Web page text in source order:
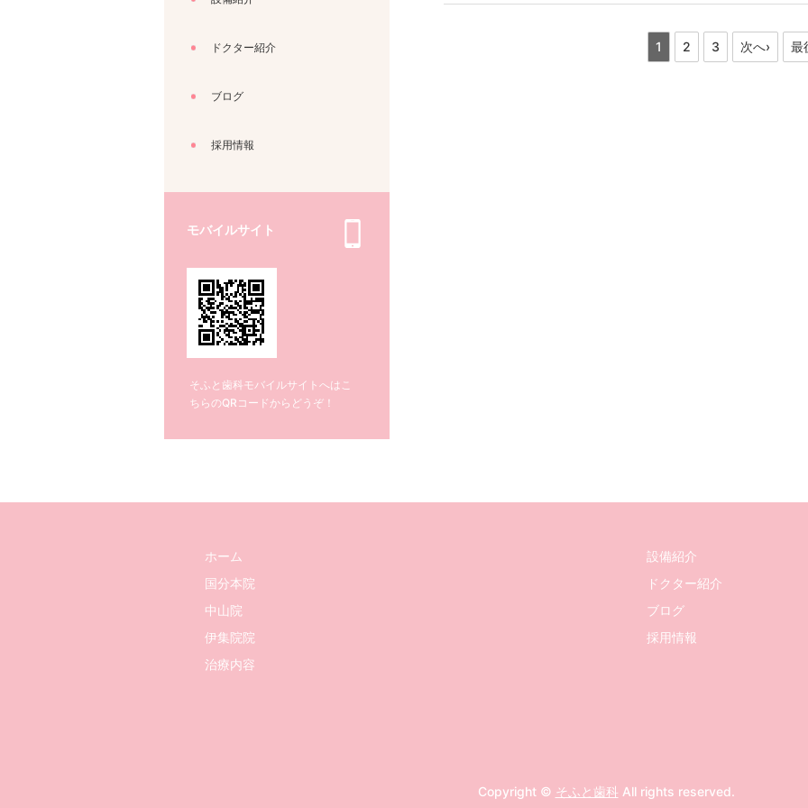
1 2 3 次へ› 最
ドクター紹介
ブログ
採用情報
モバイルサイト
そふと歯科モバイルサイトへはこ
ちらのQRコードからどうぞ！
ホーム
国分本院
中山院
伊集院院
治療内容
設備紹介
ドクター紹介
ブログ
採用情報
Copyright © そふと歯科 All rights reserved.